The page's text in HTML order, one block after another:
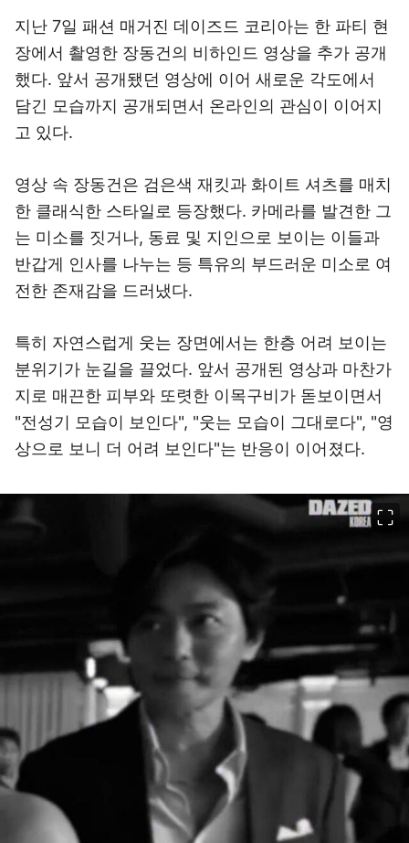
지난 7일 패션 매거진 데이즈드 코리아는 한 파티 현
장에서 촬영한 장동건의 비하인드 영상을 추가 공개
했다. 앞서 공개됐던 영상에 이어 새로운 각도에서
담긴 모습까지 공개되면서 온라인의 관심이 이어지
고 있다.
영상 속 장동건은 검은색 재킷과 화이트 셔츠를 매치
한 클래식한 스타일로 등장했다. 카메라를 발견한 그
는 미소를 짓거나, 동료 및 지인으로 보이는 이들과
반갑게 인사를 나누는 등 특유의 부드러운 미소로 여
전한 존재감을 드러냈다.
특히 자연스럽게 웃는 장면에서는 한층 어려 보이는
분위기가 눈길을 끌었다. 앞서 공개된 영상과 마찬가
지로 매끈한 피부와 또렷한 이목구비가 돋보이면서
"전성기 모습이 보인다", "웃는 모습이 그대로다", "영
상으로 보니 더 어려 보인다"는 반응이 이어졌다.